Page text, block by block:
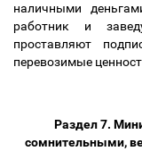
наличными
работник и
проставляют
перевозимые
Раздел 7.
сомнительными,